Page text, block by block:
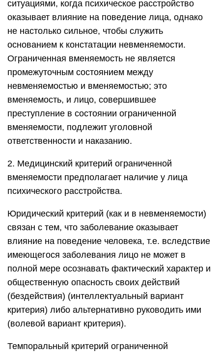
ситуациями, когда психическое расстройство
оказывает влияние на поведение лица, однако
не настолько сильное, чтобы служить
основанием к констатации невменяемости.
Ограниченная вменяемость не является
промежуточным состоянием между
невменяемостью и вменяемостью; это
вменяемость, и лицо, совершившее
преступление в состоянии ограниченной
вменяемости, подлежит уголовной
ответственности и наказанию.
2. Медицинский критерий ограниченной
вменяемости предполагает наличие у лица
психического расстройства.
Юридический критерий (как и в невменяемости)
связан с тем, что заболевание оказывает
влияние на поведение человека, т.е. вследствие
имеющегося заболевания лицо не может в
полной мере осознавать фактический характер и
общественную опасность своих действий
(бездействия) (интеллектуальный вариант
критерия) либо альтернативно руководить ими
(волевой вариант критерия).
Темпоральный критерий ограниченной